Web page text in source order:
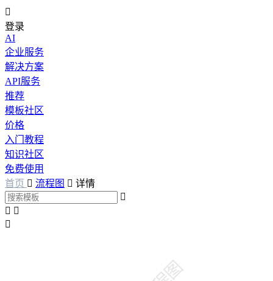

登录
AI
企业服务
解决方案
API服务
推荐
模板社区
价格
入门教程
知识社区
免费使用
首页  流程图  详情

 
